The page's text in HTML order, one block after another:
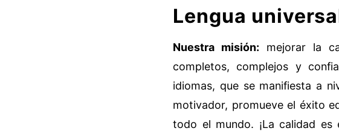
Lengua
Nuestra misión: mejorar la
completos, complejos y
idiomas, que se manifiesta a
motivador, promueve el éxito
todo el mundo. ¡La calidad es